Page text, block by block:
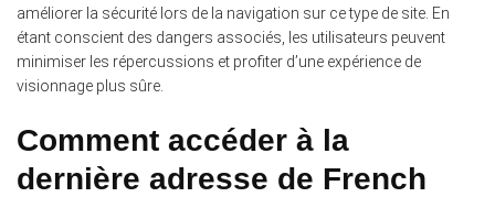
améliorer la sécurité lors de la navigation sur ce type de site. En
étant conscient des dangers associés, les utilisateurs peuvent
minimiser les répercussions et profiter d’une expérience de
visionnage plus sûre.
Comment accéder à la
dernière adresse de French